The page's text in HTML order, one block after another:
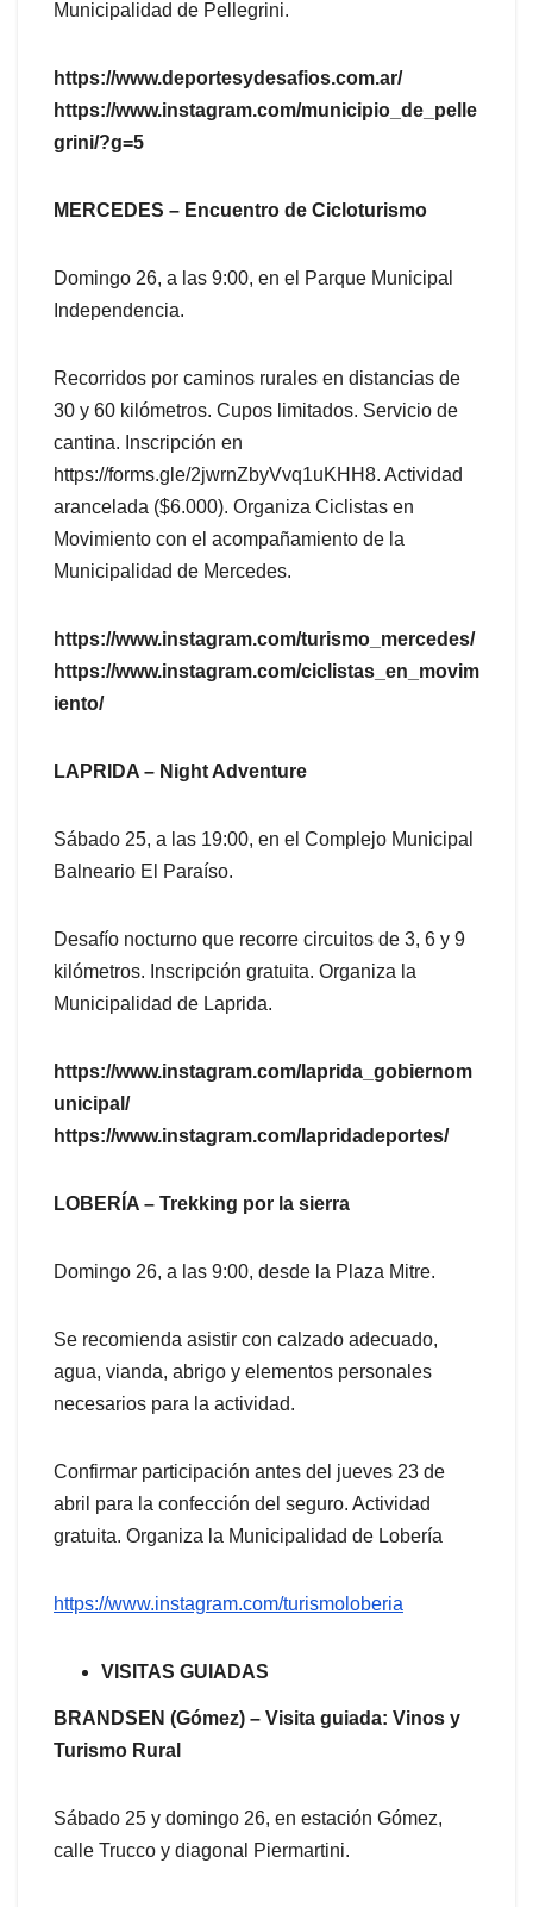
Municipalidad de Pellegrini.
https://www.deportesydesafios.com.ar/
https://www.instagram.com/municipio_de_pelle
grini/?g=5
MERCEDES – Encuentro de Cicloturismo
Domingo 26, a las 9:00, en el Parque Municipal
Independencia.
Recorridos por caminos rurales en distancias de
30 y 60 kilómetros. Cupos limitados. Servicio de
cantina. Inscripción en
https://forms.gle/2jwrnZbyVvq1uKHH8. Actividad
arancelada ($6.000). Organiza Ciclistas en
Movimiento con el acompañamiento de la
Municipalidad de Mercedes.
https://www.instagram.com/turismo_mercedes/
https://www.instagram.com/ciclistas_en_movim
iento/
LAPRIDA – Night Adventure
Sábado 25, a las 19:00, en el Complejo Municipal
Balneario El Paraíso.
Desafío nocturno que recorre circuitos de 3, 6 y 9
kilómetros. Inscripción gratuita. Organiza la
Municipalidad de Laprida.
https://www.instagram.com/laprida_gobiernom
unicipal/
https://www.instagram.com/lapridadeportes/
LOBERÍA – Trekking por la sierra
Domingo 26, a las 9:00, desde la Plaza Mitre.
Se recomienda asistir con calzado adecuado,
agua, vianda, abrigo y elementos personales
necesarios para la actividad.
Confirmar participación antes del jueves 23 de
abril para la confección del seguro. Actividad
gratuita. Organiza la Municipalidad de Lobería
https://www.instagram.com/turismoloberia
VISITAS GUIADAS
BRANDSEN (Gómez) – Visita guiada: Vinos y
Turismo Rural
Sábado 25 y domingo 26, en estación Gómez,
calle Trucco y diagonal Piermartini.